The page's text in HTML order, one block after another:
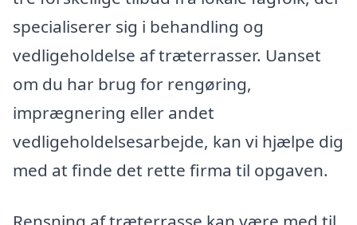
specialiserer sig i behandling og
vedligeholdelse af træterrasser. Uanset
om du har brug for rengøring,
imprægnering eller andet
vedligeholdelsesarbejde, kan vi hjælpe dig
med at finde det rette firma til opgaven.